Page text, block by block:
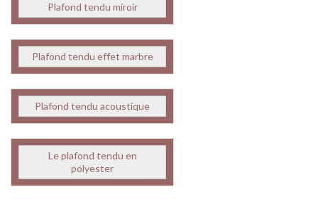
Plafond tendu miroir
Plafond tendu effet marbre
Plafond tendu acoustique
Le plafond tendu en
polyester